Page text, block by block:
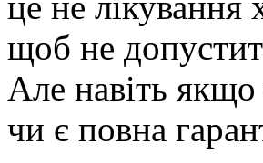
щоб не
Але навіть
чи є повна